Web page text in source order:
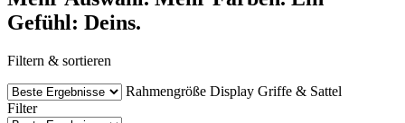
Gefühl: Deins.
Filtern & sortieren
Rahmengröße Display Griffe & Sattel
Filter